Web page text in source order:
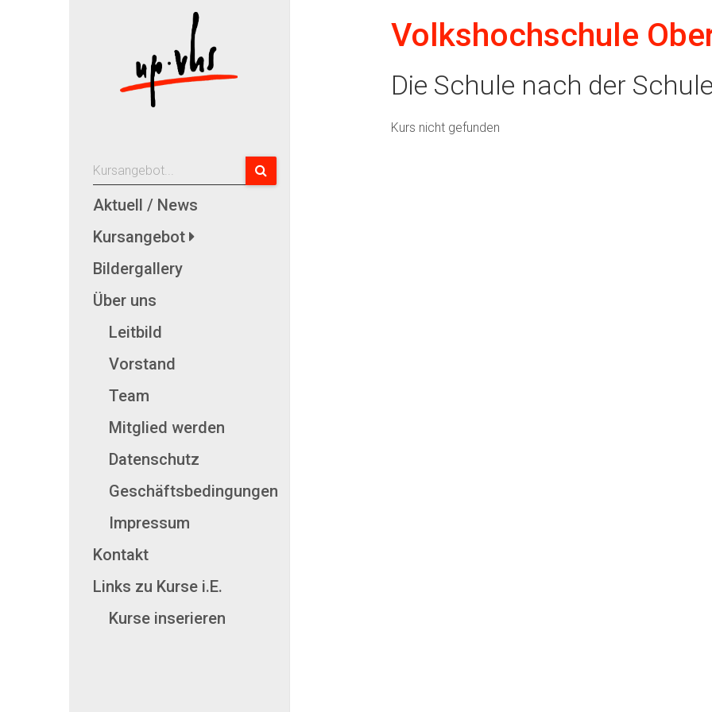
Volkshochschule
Die Schule nach der Schule
Aktuell / News
Kursangebot
Bildergallery
Über uns
Leitbild
Vorstand
Team
Mitglied werden
Datenschutz
Geschäftsbedingungen
Impressum
Kontakt
Links zu Kurse i.E.
Kurse inserieren
Kurs nicht gefunden